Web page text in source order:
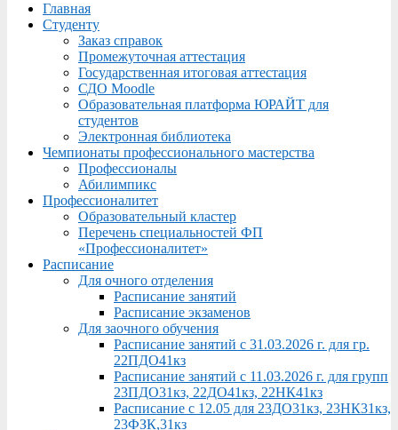
Menu
Главная
Студенту
Заказ справок
Промежуточная аттестация
Государственная итоговая аттестация
СДО Moodle
Образовательная платформа ЮРАЙТ для
студентов
Электронная библиотека
Чемпионаты профессионального мастерства
Профессионалы
Абилимпикс
Профессионалитет
Образовательный кластер
Перечень специальностей ФП
«Профессионалитет»
Расписание
Для очного отделения
Расписание занятий
Расписание экзаменов
Для заочного обучения
Расписание занятий с 31.03.2026 г. для гр.
22ПДО41кз
Расписание занятий с 11.03.2026 г. для групп
23ПДО31кз, 22ДО41кз, 22НК41кз
Расписание с 12.05 для 23ДО31кз, 23НК31кз,
23ФЗК,31кз